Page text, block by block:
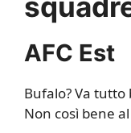
AFC Est
Bufalo? Va
Non così bene